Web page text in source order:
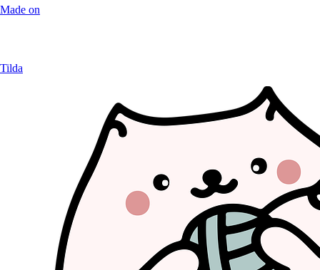
Made on
Tilda